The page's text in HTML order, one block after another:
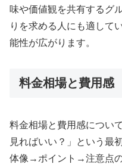
味や価値観を共有するグ
りを求める人にも適して
能性が広がります。
料金相場と費用感
料金相場と費用感につい
見ればいい？」という最
体像→ポイント→注意点